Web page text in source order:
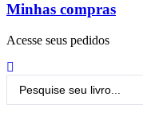
Minhas compras
Acesse seus pedidos